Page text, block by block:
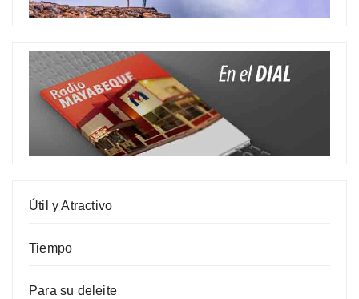
Útil y Atractivo
Tiempo
Para su deleite